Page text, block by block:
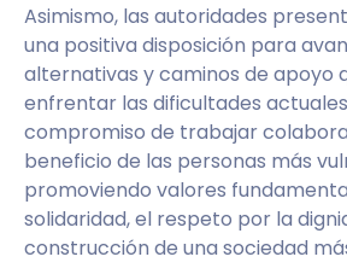
Asimismo, las autoridades
una positiva disposición para
alternativas y caminos de apoyo
enfrentar las dificultades
compromiso de trabajar
beneficio de las personas más
promoviendo valores
solidaridad, el respeto por la
construcción de una sociedad